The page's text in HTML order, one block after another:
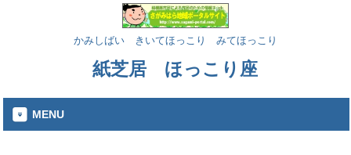
かみしばい きいてほっこり みてほっこり
紙芝居 ほっこり座
MENU